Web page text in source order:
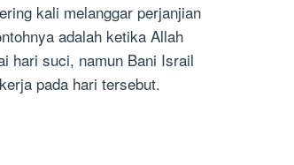
kali melanggar perjanjian
adalah ketika Allah
hari suci, namun Bani Israil
pada hari tersebut.